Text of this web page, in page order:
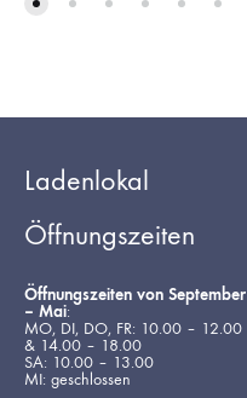
Ladenlokal
Öffnungszeiten
Öffnungszeiten von September
– Mai:
MO, DI, DO, FR: 10.00 – 12.00
& 14.00 – 18.00
SA: 10.00 – 13.00
MI: geschlossen